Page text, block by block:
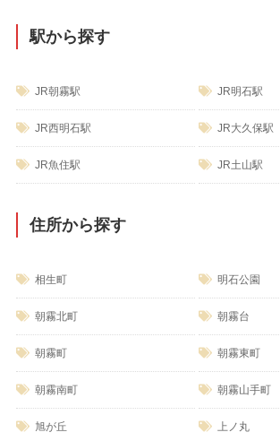
駅から探す
JR朝霧駅 JR明石駅
JR西明石駅 JR大久保駅
JR魚住駅 JR土山駅
住所から探す
相生町 明石公園
朝霧北町 朝霧台
朝霧町 朝霧東町
朝霧南町 朝霧山手町
旭が丘 上ノ丸